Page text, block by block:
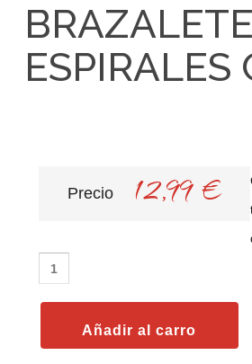
ESPIRALES
Precio 12,99 €